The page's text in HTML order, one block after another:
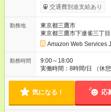
ム修了後は正社員として
ります。 【試用期間】
交通費別途支給あり
勤務地
東京都三鷹市
東京都三鷹市下連雀三丁
Amazon Web Services
勤務時間
9:00～18:00
実働時間：8時間/日 （休憩1時間） ※12ヶ月のプ
は、勤務時間に変更はあ
気になる！ 応